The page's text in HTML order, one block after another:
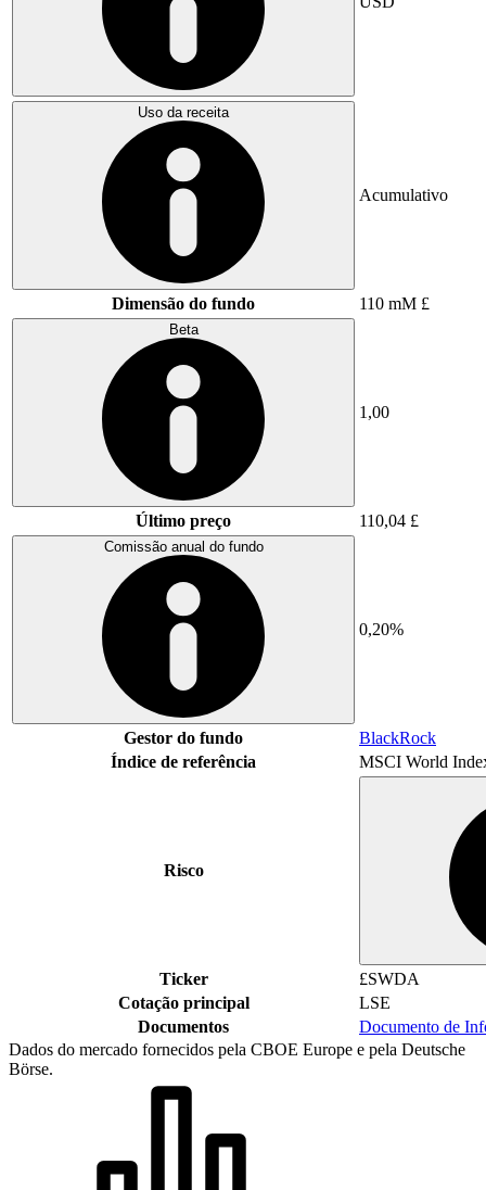
Uso da receita
Acumulativo
Dimensão do fundo 110 mM £
Beta
1,00
Último preço 110,04 £
Comissão anual do fundo
0,20%
Gestor do fundo
BlackRock
Índice de referência
MSCI World
Risco
Ticker
£SWDA
Cotação principal
LSE
Documentos
Documento de
Dados do mercado fornecidos pela CBOE Europe e pela Deutsche
Börse.